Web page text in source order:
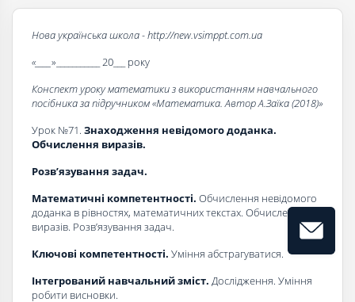
Нова українська школа - http://new.vsimppt.com.ua
«____ »___________ 20___ року
Конспект уроку математики з використанням навчального
посібника за підручником «Математика. Автор А.Заїка (2018)»
Урок №71. Знаходження невідомого доданка.
Обчислення виразів.
Розв’язування задач.
Математичні компетентності. Обчислення невідомого
доданка в рівностях, математичних текстах. Обчислення
виразів. Розв’язування задач.
Ключові компетентності. Уміння абстрагуватися.
Інтегрований навчальний зміст. Дослідження. Уміння
робити висновки.